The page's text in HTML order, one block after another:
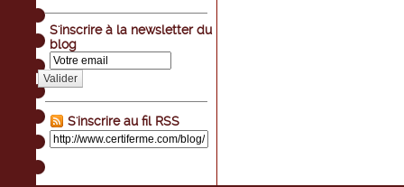
S'inscrire à la newsletter du
blog
Valider
S'inscrire au fil RSS